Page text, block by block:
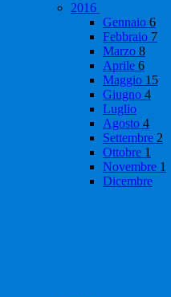
2016
Gennaio 6
Febbraio 7
Marzo 8
Aprile 6
Maggio 15
Giugno 4
Luglio
Agosto 4
Settembre 2
Ottobre 1
Novembre 1
Dicembre